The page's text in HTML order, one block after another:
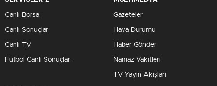
Canlı Borsa
Canlı Sonuçlar
Canlı TV
Futbol Canlı Sonuçlar
Gazeteler
Hava Durumu
Haber Gönder
Namaz Vakitleri
TV Yayın Akışları